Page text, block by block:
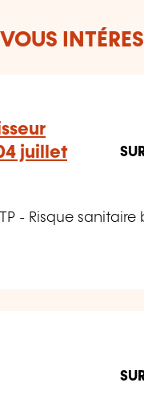
juillet
- Risque